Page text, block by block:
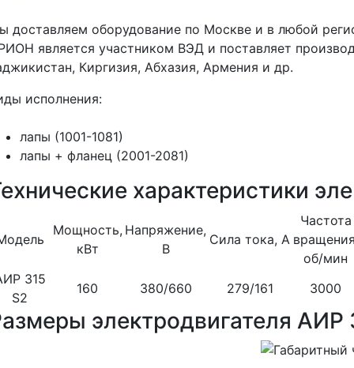
доставляем оборудование по Москве и в любой
является участником ВЭД и поставляет
Киргизия, Абхазия, Армения и др.
исполнения:
лапы (1001-1081)
лапы + фланец (2001-2081)
характеристики
Мощность,
кВт
Напряжение,
В
Сила тока, А
Частота
об/мин
315
S2
160 380/660 279/161 3000
электродвигателя АИР